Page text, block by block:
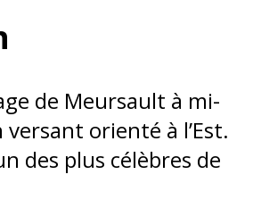
de Meursault à mi-
orienté à l’Est.
des plus célèbres de